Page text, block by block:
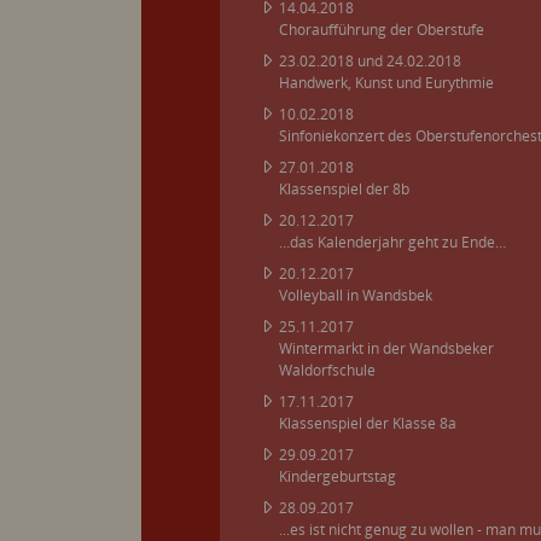
14.04.2018
Choraufführung der Oberstufe
23.02.2018 und 24.02.2018
Handwerk, Kunst und Eurythmie
10.02.2018
Sinfoniekonzert des
27.01.2018
Klassenspiel der 8b
20.12.2017
…das Kalenderjahr geht zu Ende…
20.12.2017
Volleyball in Wandsbek
25.11.2017
Wintermarkt in der Wandsbeker
Waldorfschule
17.11.2017
Klassenspiel der Klasse 8a
29.09.2017
Kindergeburtstag
28.09.2017
...es ist nicht genug zu wollen - man